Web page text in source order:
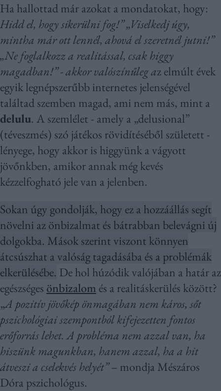
Ha hallottad már azokat a mondatokat, hogy:
Hidd el, hogy sikerülni fog!” „Viselkedj úgy,
mintha már ott lennél, ahová el szeretnél jutni!”
„Ne foglalkozz a realitással, csak higgy
magadban!” - akkor valószínűleg az elmúlt évek
egyik legnépszerűbb internetes jelenségével
találtad szemben magad, ami nem más, mint a
delulu. A szemlélet - amely a „delusional”
(téveszmés) szó játékos rövidítéséből született -
lényege, hogy akkor is higgyünk a vágyott
jövőnkben, amikor annak még kevés
kézzelfogható jele van a jelenben.
Sokan úgy gondolják, hogy ez a hozzáállás segít
növelni az önbizalmat és bátrabban belevágni új
dolgokba. Mások szerint viszont könnyen
átcsúszhat a valóság tagadásába és a problémák
elkerülésébe. De hol húzódik valójában a határ az
egészséges önbizalom és a realitáskerülés között?
„A pozitív jövőkép önmagában nem káros, sőt
pszichológiai szempontból kifejezetten fontos
erőforrás lehet. A probléma nem azzal van, ha
hiszünk magunkban, hanem azzal, ha a hit
átveszi a cselekvés helyét”– mondja Mészáros
Dóra pszichológus.